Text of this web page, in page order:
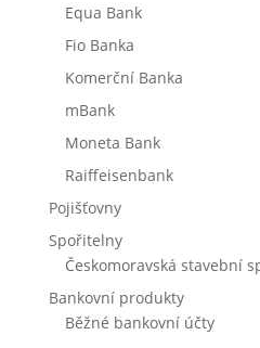
Equa Bank
Fio Banka
Komerční Banka
mBank
Moneta Bank
Raiffeisenbank
Pojišťovny
Spořitelny
Českomoravská stavební
Bankovní produkty
Běžné bankovní účty